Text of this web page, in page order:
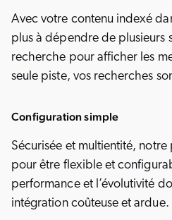
Avec votre contenu indexé
plus à dépendre de plusieurs
recherche pour afficher les
seule piste, vos recherches
Configuration simple
Sécurisée et multientité,
pour être flexible et
performance et l’évolutivité
intégration coûteuse et ardue.